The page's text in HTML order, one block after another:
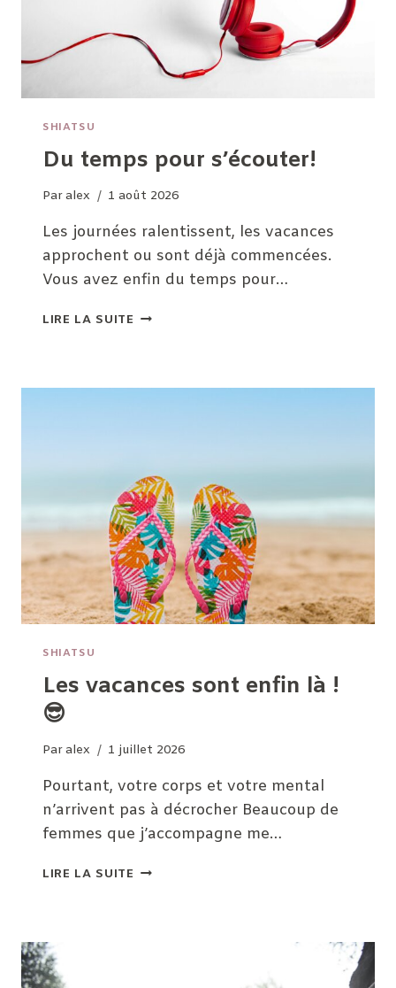
SHIATSU
Du temps pour s’écouter!
Paralex 1 août 2026
Les journées ralentissent, les vacances
approchent ou sont déjà commencées.
Vous avez enfin du temps pour…
LIRE LA SUITE DU
SHIATSU
Les vacances sont enfin là !
😎
Paralex 1 juillet 2026
Pourtant, votre corps et votre mental
n’arrivent pas à décrocher Beaucoup de
femmes que j’accompagne me…
LIRE LA SUITE LES